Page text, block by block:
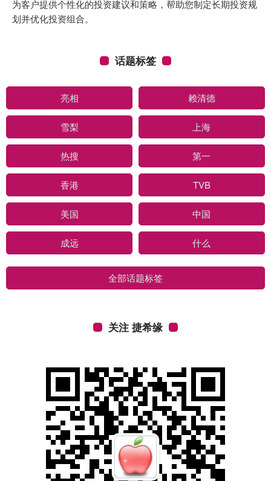
为客户提供个性化的投资建议和策略，帮助您制定长期投资规
划并优化投资组合。
话题标签
亮相 赖清德
雪梨 上海
热搜 第一
香港 TVB
美国 中国
成远 什么
全部话题标签
关注 捷希缘